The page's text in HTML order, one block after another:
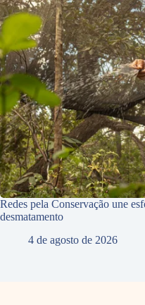
Redes pela Conservação une
desmatamento
4 de agosto de 2026